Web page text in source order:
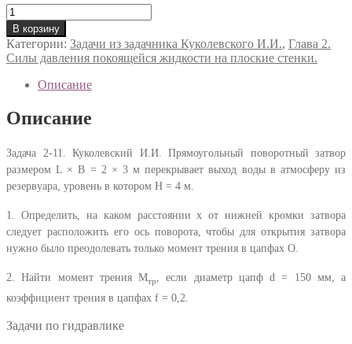
Количество
товара
Задача
2.11.
Куколевский
И.И.
В корзину
Категории: Задачи из задачника Куколевского И.И., Глава 2.
Силы давления покоящейся жидкости на плоские стенки.
Описание
Описание
Задача 2-11. Куколевский И.И. Прямоугольный поворотный затвор
размером L × B = 2 × 3 м перекрывает выход воды в атмосферу из
резервуара, уровень в котором H = 4 м.
1. Определить, на каком расстоянии x от нижней кромки затвора
следует расположить его ось поворота, чтобы для открытия затвора
нужно было преодолевать только момент трения в цапфах О.
2. Найти момент трения Mтр
, если диаметр цапф d = 150 мм, а
коэффициент трения в цапфах f = 0,2.
Задачи по гидравлике